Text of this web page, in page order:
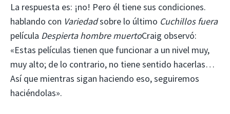
La respuesta es: ¡no! Pero él tiene sus condiciones.
hablando con Variedadsobre lo último Cuchillos fuera
película Despierta hombre muertoCraig observó:
«Estas películas tienen que funcionar a un nivel muy,
muy alto; de lo contrario, no tiene sentido hacerlas…
Así que mientras sigan haciendo eso, seguiremos
haciéndolas».